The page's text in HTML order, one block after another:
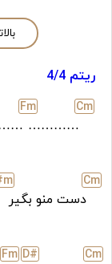
ریتم 4/4
Cm
…………
Fm
Cm
دست منو بگیر
m
Cm
D#
Fm